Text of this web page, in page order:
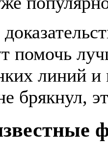
помочь
линий
брякнул,